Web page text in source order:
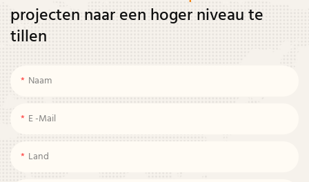
projecten naar een hoger niveau te
tillen
Naam
E -mail
Land